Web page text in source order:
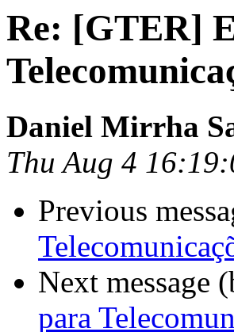
Re: [GTER]
Daniel Mirrha
Thu Aug 4
Previous
Next message
para